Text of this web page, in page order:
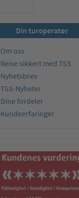
Din turoperatør
Om oss
Reise sikkert med TSS
Nyhetsbrev
TSS-Nyheter
Dine fordeler
Kundeerfaringer